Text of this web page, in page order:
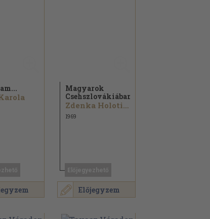
Előjegyzem
Magyarok
Csehszlovákiában
Zdenka Holotiková...
1969